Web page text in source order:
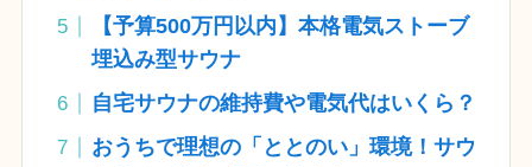
【予算500万円以内】本格電気ストーブ
埋込み型サウナ
自宅サウナの維持費や電気代はいくら？
おうちで理想の「ととのい」環境！サウ